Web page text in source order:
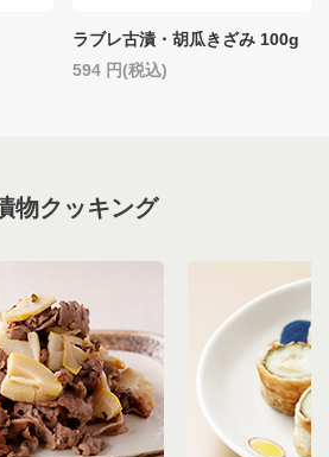
ラブレ古漬・胡瓜きざみ 100g
594
(税込)
物クッキング